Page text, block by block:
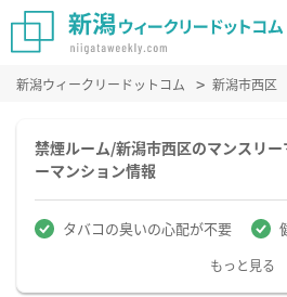
新潟ウィークリードットコム 新潟市西区
禁煙ルーム/新潟市西区のマンスリ
ーマンション情報
タバコの臭いの心配が不要
もっと見る